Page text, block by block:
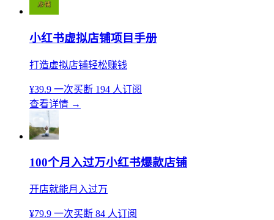
小红书虚拟店铺项目手册
打造虚拟店铺轻松赚钱
¥39.9 一次买断 194 人订阅
查看详情 →
100个月入过万小红书爆款店铺
开店就能月入过万
¥79.9 一次买断 84 人订阅